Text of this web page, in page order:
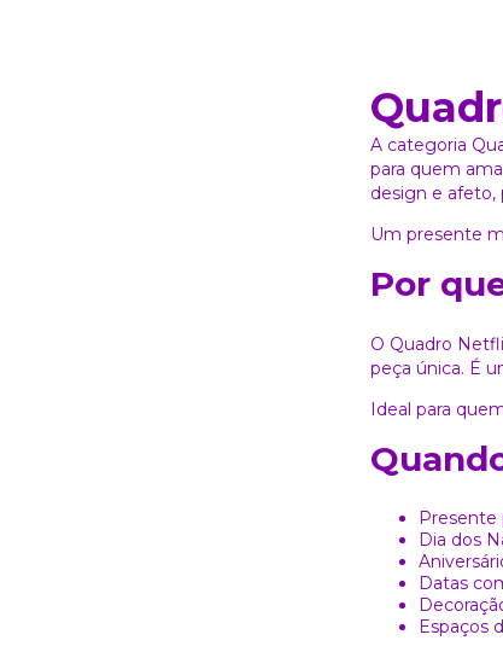
A categoria
para quem
design e afeto,
Um presente
Por
O Quadro
peça única. É
Ideal para
Presente
Dia dos
Datas
Espaços